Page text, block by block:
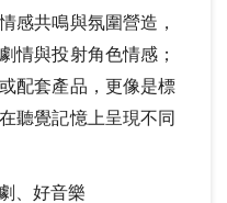
感共鳴與氛圍營造，
情與投射角色情感；
配套產品，更像是標
聽覺記憶上呈現不同
、好音樂